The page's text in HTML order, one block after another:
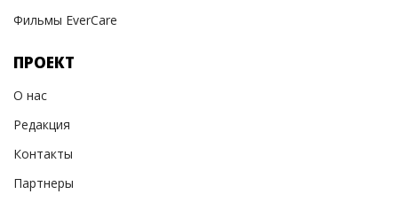
Фильмы EverCare
ПРОЕКТ
О нас
Редакция
Контакты
Партнеры